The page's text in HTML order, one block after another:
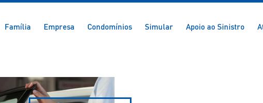
Família Empresa Condomínios Simular Apoio ao Sinistro